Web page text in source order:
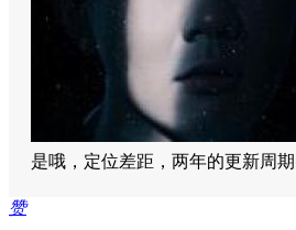
是哦，定位差距，两年的更新周
赞